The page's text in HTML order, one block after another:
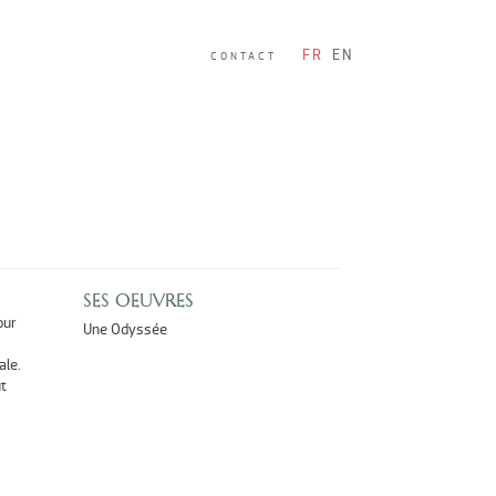
CONTACT FR EN
SES OEUVRES
Une Odyssée